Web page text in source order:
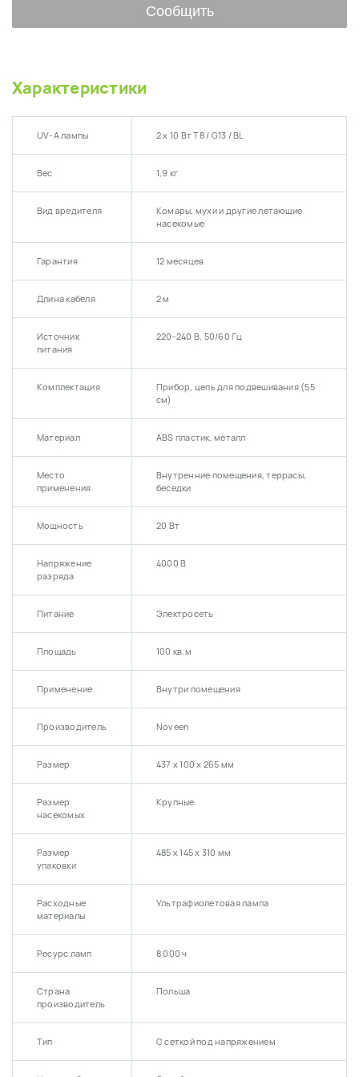
Сообщить
Характеристики
UV-A лампы 2 x 10 Вт T8 / G13 / BL
Вес 1,9 кг
Вид вредителя
Комары, мухи и другие летающие
насекомые
Гарантия 12 месяцев
Длина кабеля 2 м
Источник
питания
220-240 В, 50/60 Гц
Комплектация
Прибор, цепь для подвешивания (55
см)
Материал ABS пластик, металл
Место
применения
Внутренние помещения, террасы,
беседки
Мощность 20 Вт
Напряжение
разряда
4000 В
Питание Электросеть
Площадь 100 кв.м
Применение Внутри помещения
Производитель Noveen
Размер 437 х 100 х 265 мм
Размер
насекомых
Крупные
Размер
упаковки
485 х 145 х 310 мм
Расходные
материалы
Ультрафиолетовая лампа
Ресурс ламп 8 000 ч
Страна
производитель
Польша
Тип С сеткой под напряжением